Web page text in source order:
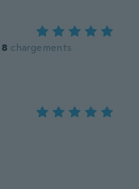
8 chargements